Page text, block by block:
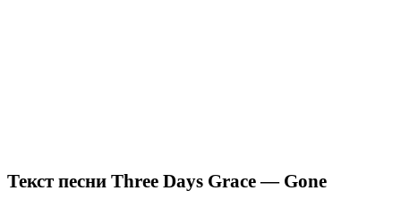
Текст песни Three Days Grace — Gone